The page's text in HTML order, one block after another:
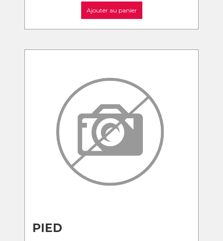
Ajouter au panier
PIED